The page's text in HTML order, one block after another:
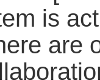
is
are